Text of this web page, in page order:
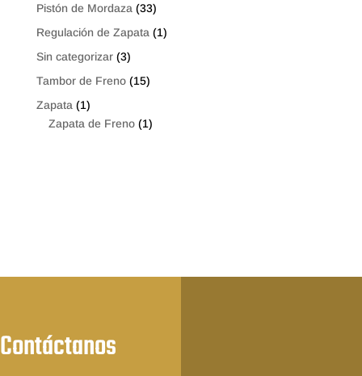
Pistón de Mordaza (33)
Regulación de Zapata (1)
Sin categorizar (3)
Tambor de Freno (15)
Zapata (1)
Zapata de Freno (1)
Contáctanos